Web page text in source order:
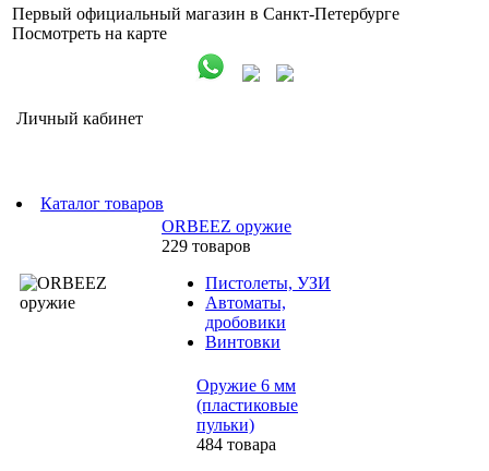
Первый официальный магазин в Санкт-Петербурге
Посмотреть на карте
Личный кабинет
Каталог товаров
ORBEEZ оружие
229 товаров
Пистолеты, УЗИ
Автоматы,
дробовики
Винтовки
Оружие 6 мм
(пластиковые
пульки)
484 товара